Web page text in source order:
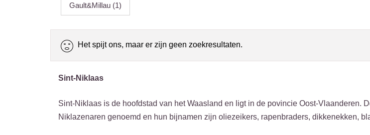
Gault&Millau (1)
Het spijt ons, maar er zijn geen zoekresultaten.
Sint-Niklaas
Sint-Niklaas is de hoofdstad van het Waasland en ligt in de povincie Oost-Vlaanderen.
Niklazenaren genoemd en hun bijnamen zijn oliezeikers, rapenbraders, dikkenekken,